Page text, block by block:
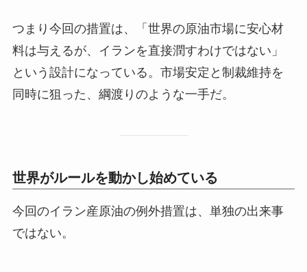
つまり今回の措置は、「世界の原油市場に安心材
料は与えるが、イランを直接潤すわけではない」
という設計になっている。市場安定と制裁維持を
同時に狙った、綱渡りのような一手だ。
世界がルールを動かし始めている
今回のイラン産原油の例外措置は、単独の出来事
ではない。